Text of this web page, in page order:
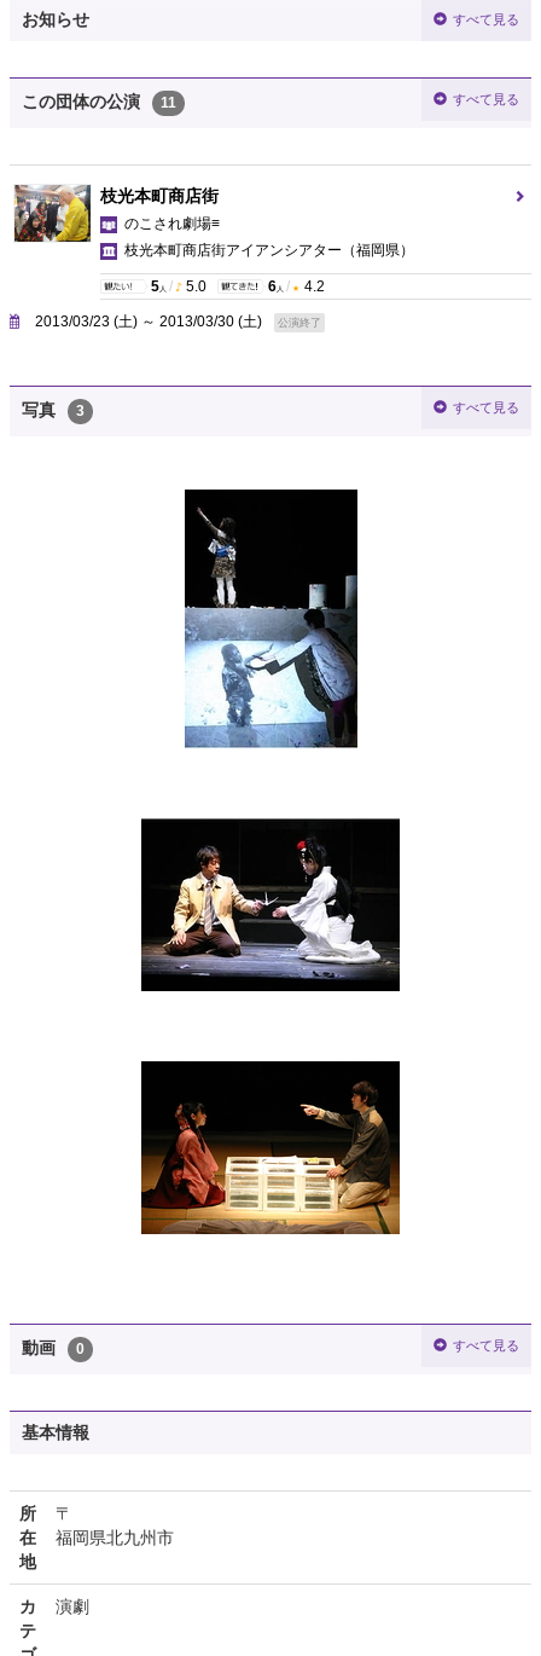
お知らせ すべて見る
この団体の公演 11 すべて見る
枝光本町商店街
のこされ劇場≡
枝光本町商店街アイアンシアター （福岡県）
5 人 / 5.0 6 人 / 4.2
2013/03/23 (土) ～ 2013/03/30 (土) 公演終了
写真 3 すべて見る
動画 0 すべて見る
基本情報
所
在
地
〒
福岡県北九州市
カ
テ
演劇